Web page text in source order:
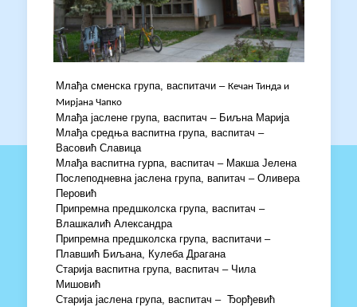
Млађа сменска група, васпитачи – Кечан Тинда и
Мирјана Чапко
Млађа јаслене група, васпитач – Биљна Марија
Млађа средња васпитна група, васпитач –
Васовић Славица
Млађа васпитна гурпа, васпитач – Макша Јелена
Послеподневна јаслена група, вапитач – Оливера
Перовић
Припремна предшколска група, васпитач –
Влашкалић Александра
Припремна предшколска група, васпитачи –
Плавшић Биљана, Кулеба Драгана
Старија васпитна група, васпитач – Чила
Мишовић
Старија јаслена група, васпитач – Ђорђевић